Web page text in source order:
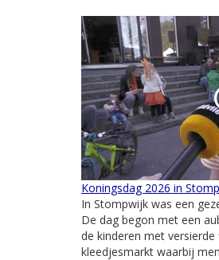
Koningsdag 2026 in
In Stompwijk was een
De dag begon met een
de kinderen met
kleedjesmarkt waarbij